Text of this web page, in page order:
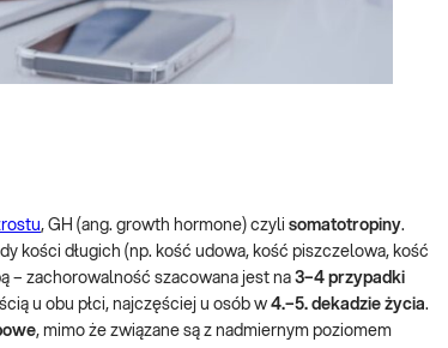
, GH (ang. growth hormone) czyli somatotropiny.
kości długich (np. kość udowa, kość piszczelowa, kość
– zachorowalność szacowana jest na 3–4 przypadki
u obu płci, najczęściej u osób w 4.–5. dekadzie życia.
, mimo że związane są z nadmiernym poziomem